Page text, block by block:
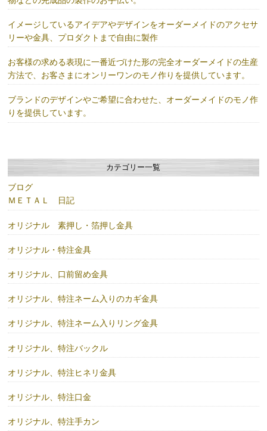
イメージしているアイデアやデザインをオーダーメイドのアクセサ
リーや金具、プロダクトまで自由に製作
お客様の求める表現に一番近づけた形の完全オーダーメイドの生産
方法で、お客さまにオンリーワンのモノ作りを提供しています。
ブランドのデザインやご希望に合わせた、オーダーメイドのモノ作
りを提供しています。
カテゴリー一覧
ブログ
ＭＥＴＡＬ 日記
オリジナル 素押し・箔押し金具
オリジナル・特注金具
オリジナル、口前留め金具
オリジナル、特注ネーム入りのカギ金具
オリジナル、特注ネーム入りリング金具
オリジナル、特注バックル
オリジナル、特注ヒネリ金具
オリジナル、特注口金
オリジナル、特注手カン